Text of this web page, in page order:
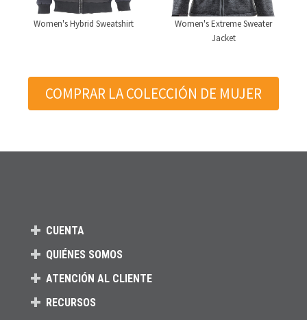
Women's Hybrid Sweatshirt
Women's Extreme Sweater
Jacket
COMPRAR LA COLECCIÓN DE MUJER
CUENTA
QUIÉNES SOMOS
ATENCIÓN AL CLIENTE
RECURSOS